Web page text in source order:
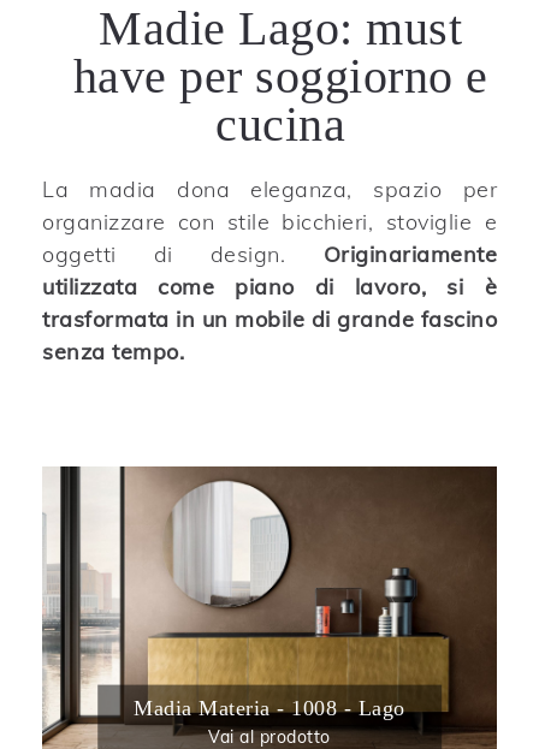
Madie Lago: must
have per soggiorno e
cucina
La madia dona eleganza, spazio per
organizzare con stile bicchieri, stoviglie e
oggetti di design. Originariamente
utilizzata come piano di lavoro, si è
trasformata in un mobile di grande fascino
senza tempo.
Madia Materia - 1008 - Lago
Vai al prodotto